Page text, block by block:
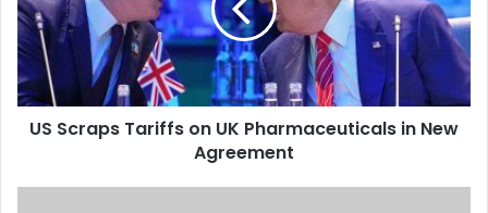
UK
Pharmaceuticals
in
New
Agreement
US Scraps Tariffs on UK Pharmaceuticals in New
Agreement